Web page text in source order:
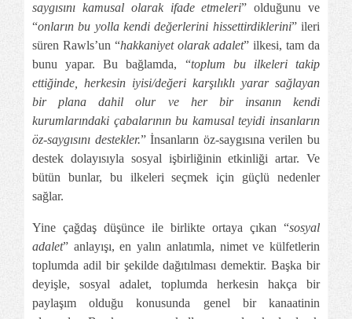
saygısını kamusal olarak ifade etmeleri” olduğunu ve
“onların bu yolla kendi değerlerini hissettirdiklerini” ileri
süren Rawls’un “hakkaniyet olarak adalet” ilkesi, tam da
bunu yapar. Bu bağlamda, “toplum bu ilkeleri takip
ettiğinde, herkesin iyisi/değeri karşılıklı yarar sağlayan
bir plana dahil olur ve her bir insanın kendi
kurumlarındaki çabalarının bu kamusal teyidi insanların
öz-saygısını destekler.” İnsanların öz-saygısına verilen bu
destek dolayısıyla sosyal işbirliğinin etkinliği artar. Ve
bütün bunlar, bu ilkeleri seçmek için güçlü nedenler
sağlar.
Yine çağdaş düşünce ile birlikte ortaya çıkan “sosyal
adalet” anlayışı, en yalın anlatımla, nimet ve külfetlerin
toplumda adil bir şekilde dağıtılması demektir. Başka bir
deyişle, sosyal adalet, toplumda herkesin hakça bir
paylaşım olduğu konusunda genel bir kanaatinin